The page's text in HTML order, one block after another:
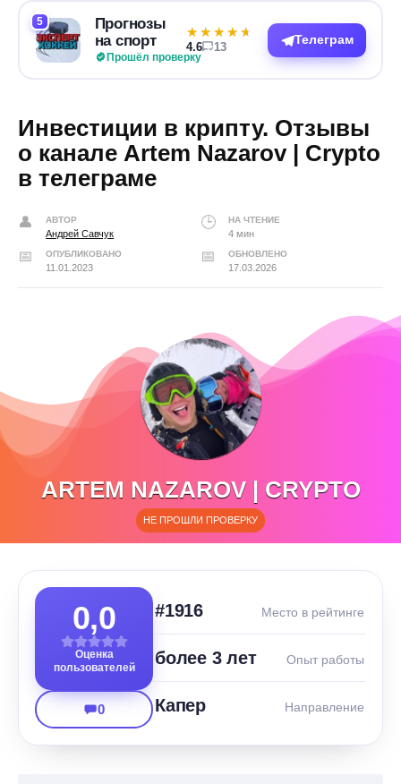
5
Прогнозы
на спорт
Прошёл проверку
★★★★★
★★★★★
4.6 13
Телеграм
Инвестиции в крипту. Отзывы
о канале Artem Nazarov | Crypto
в телеграме
АВТОР
Андрей Савчук
НА ЧТЕНИЕ
4 мин
ОПУБЛИКОВАНО
11.01.2023
ОБНОВЛЕНО
17.03.2026
ARTEM NAZAROV | CRYPTO
НЕ ПРОШЛИ ПРОВЕРКУ
0,0
Оценка
пользователей
0
#1916 Место в рейтинге
более 3 лет Опыт работы
Капер Направление